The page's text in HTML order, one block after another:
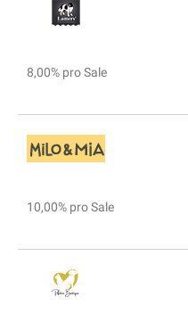
8,00% pro Sale
10,00% pro Sale